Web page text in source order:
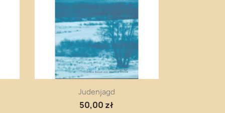
Szybki podgląd
Judenjagd
50,00 zł